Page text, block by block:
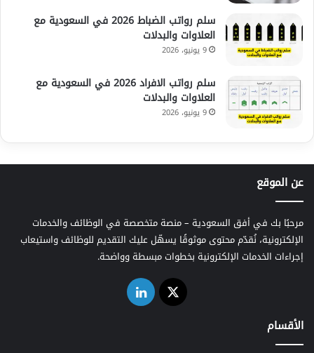
سلم رواتب الضباط 2026 في السعودية مع
العلاوات والبدلات
9 يونيو، 2026
سلم رواتب الافراد 2026 في السعودية مع
العلاوات والبدلات
9 يونيو، 2026
عن الموقع
مرحبًا بك في أفق السعودية – منصة متخصصة في الوظائف والخدمات
الإلكترونية، نُقدّم محتوى موثوقًا يسهّل عليك التقديم للوظائف واستيعاب
إجراءات الخدمات الإلكترونية بخطوات مبسطة وواضحة.
‫X لينكدإن
الأقسام